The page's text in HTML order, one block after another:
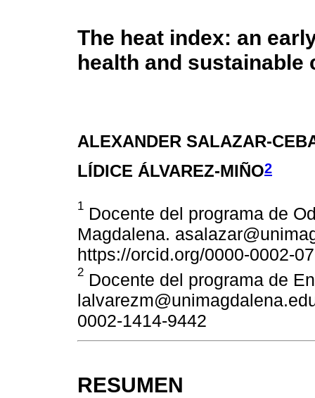
The heat index: an
health and sustainable
ALEXANDER SALAZAR-
LÍDICE ÁLVAREZ-MIÑO2
1 Docente del programa de
Magdalena.
https://orcid.org/0000-0002-
2 Docente del programa de
0002-1414-9442
RESUMEN